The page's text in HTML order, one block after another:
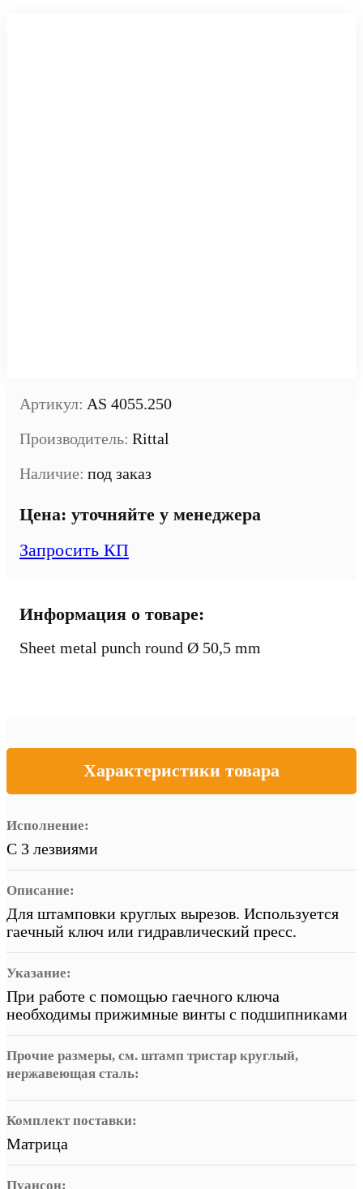
Артикул: AS 4055.250
Производитель: Rittal
Наличие: под заказ
Цена: уточняйте у менеджера
Запросить КП
Информация о товаре:
Sheet metal punch round Ø 50,5 mm
Характеристики товара
Исполнение:
С 3 лезвиями
Описание:
Для штамповки круглых вырезов. Используется
гаечный ключ или гидравлический пресс.
Указание:
При работе с помощью гаечного ключа
необходимы прижимные винты с подшипниками
Прочие размеры, см. штамп тристар круглый,
нержавеющая сталь:
Комплект поставки:
Матрица
Пуансон: